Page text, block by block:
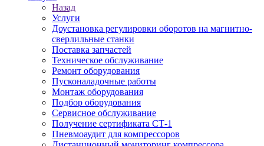
Назад
Услуги
Доустановка регулировки оборотов на магнитно-
сверлильные станки
Поставка запчастей
Техническое обслуживание
Ремонт оборудования
Пусконаладочные работы
Монтаж оборудования
Подбор оборудования
Сервисное обслуживание
Получение сертификата СТ-1
Пневмоаудит для компрессоров